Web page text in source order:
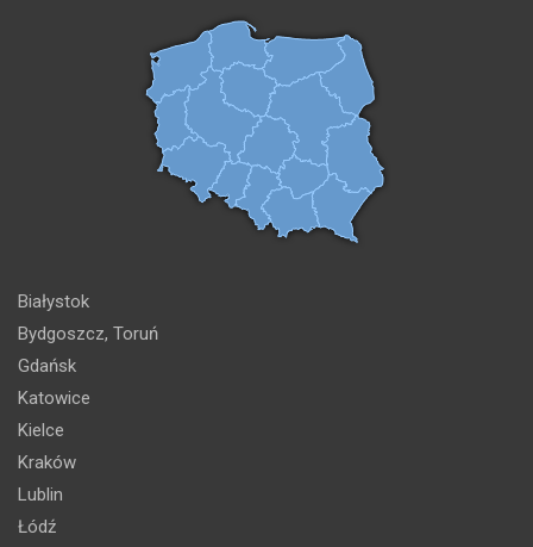
Białystok
Bydgoszcz, Toruń
Gdańsk
Katowice
Kielce
Kraków
Lublin
Łódź